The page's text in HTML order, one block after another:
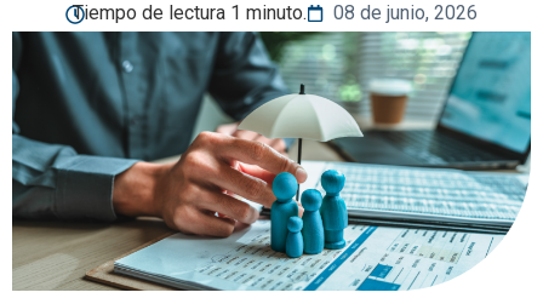
Tiempo de lectura 1 minuto. 08 de junio, 2026